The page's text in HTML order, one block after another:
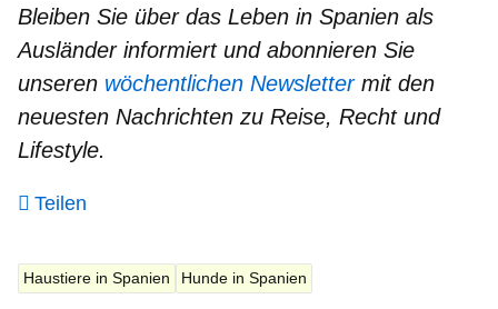
Bleiben Sie über das Leben in Spanien als
Ausländer informiert und abonnieren Sie
unseren wöchentlichen Newsletter mit den
neuesten Nachrichten zu Reise, Recht und
Lifestyle.
Teilen
Haustiere in Spanien Hunde in Spanien